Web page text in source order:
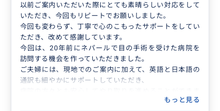
以前ご案内いただいた際にとても素晴らしい対応をして
いただき、今回もリピートでお願いしました。
今回も変わらず、丁寧で心のこもったサポートをしてい
ただき、改めて感謝しています。
今回は、20年前にネパールで目の手術を受けた病院を
訪問する機会を作っていただきました。
ご夫婦には、現地でのご案内に加えて、英語と日本語の
通訳も細やかにサポートしていただき、
もっと見る